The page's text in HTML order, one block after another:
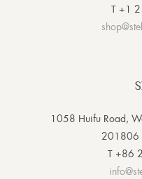
T +1
1058 Huifu Road,
201806
T +86